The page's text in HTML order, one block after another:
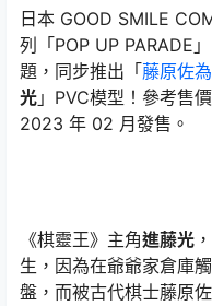
日本 GOOD SMILE
列「POP UP PARADE
題，同步推出「藤原佐為
光 」PVC模型！參考售
2023 年 02 月發售。
《棋靈王》主角進藤光
生，因為在爺爺家倉庫
盤，而被古代棋士藤原